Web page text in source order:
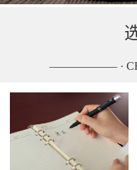
—————— ·